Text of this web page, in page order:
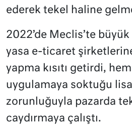
ederek tekel haline
2022’de Meclis’te
yasa e-ticaret
yapma kısıtı getirdi,
uygulamaya soktuğu
zorunluğuyla pazarda
caydırmaya çalıştı.